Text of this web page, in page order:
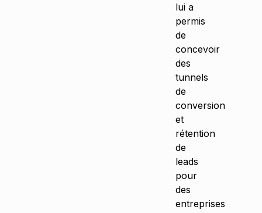
lui a
permis
de
concevoir
des
tunnels
de
conversion
et
rétention
de
leads
pour
des
entreprises